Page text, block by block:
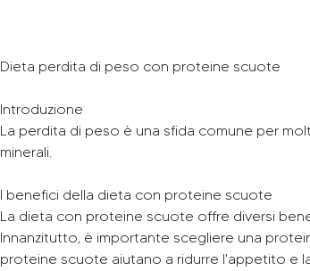
Dieta perdita di peso con proteine scuote
Introduzione
La perdita di peso è una sfida comune per
minerali.
I benefici della dieta con proteine scuote
La dieta con proteine scuote offre diversi
Innanzitutto, è importante scegliere una
proteine ​​scuote aiutano a ridurre l'appetito e